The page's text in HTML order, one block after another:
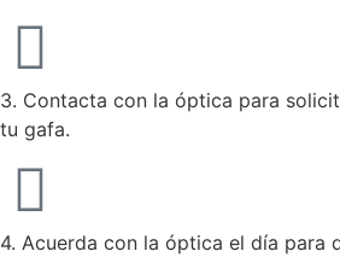
3. Contacta con la óptica para
tu gafa.
4. Acuerda con la óptica el día para